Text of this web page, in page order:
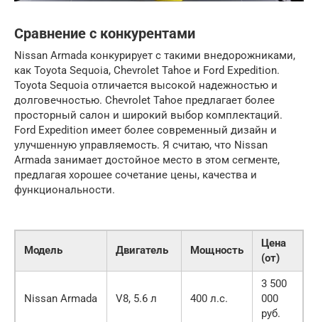
Сравнение с конкурентами
Nissan Armada конкурирует с такими внедорожниками,
как Toyota Sequoia, Chevrolet Tahoe и Ford Expedition.
Toyota Sequoia отличается высокой надежностью и
долговечностью. Chevrolet Tahoe предлагает более
просторный салон и широкий выбор комплектаций.
Ford Expedition имеет более современный дизайн и
улучшенную управляемость. Я считаю, что Nissan
Armada занимает достойное место в этом сегменте,
предлагая хорошее сочетание цены, качества и
функциональности.
Модель Двигатель Мощность
Цена
(от)
Nissan Armada V8, 5.6 л 400 л.с.
3 500
000
руб.